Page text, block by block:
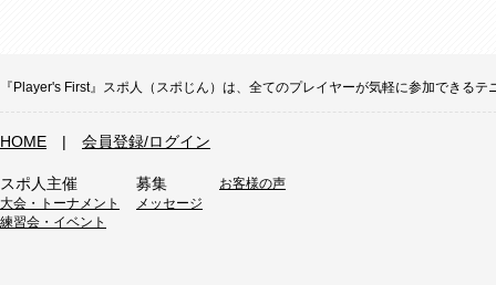
『Player's First』スポ人（スポじん）は、全てのプレイヤーが気軽に参加できる
HOME | 会員登録/ログイン
スポ人主催
大会・トーナメント
練習会・イベント
募集
メッセージ
お客様の声